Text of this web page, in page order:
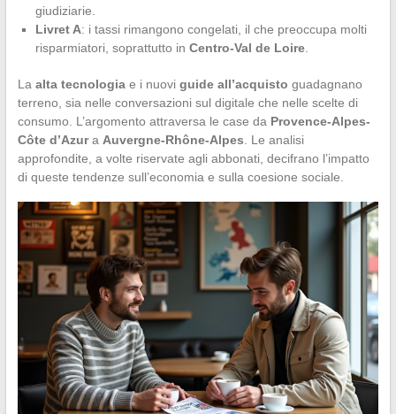
giudiziarie.
Livret A: i tassi rimangono congelati, il che preoccupa molti
risparmiatori, soprattutto in Centro-Val de Loire.
La alta tecnologiae i nuovi guide all’acquisto guadagnano
terreno, sia nelle conversazioni sul digitale che nelle scelte di
consumo. L’argomento attraversa le case da Provence-Alpes-
Côte d’Azura Auvergne-Rhône-Alpes . Le analisi
approfondite, a volte riservate agli abbonati, decifrano l’impatto
di queste tendenze sull’economia e sulla coesione sociale.